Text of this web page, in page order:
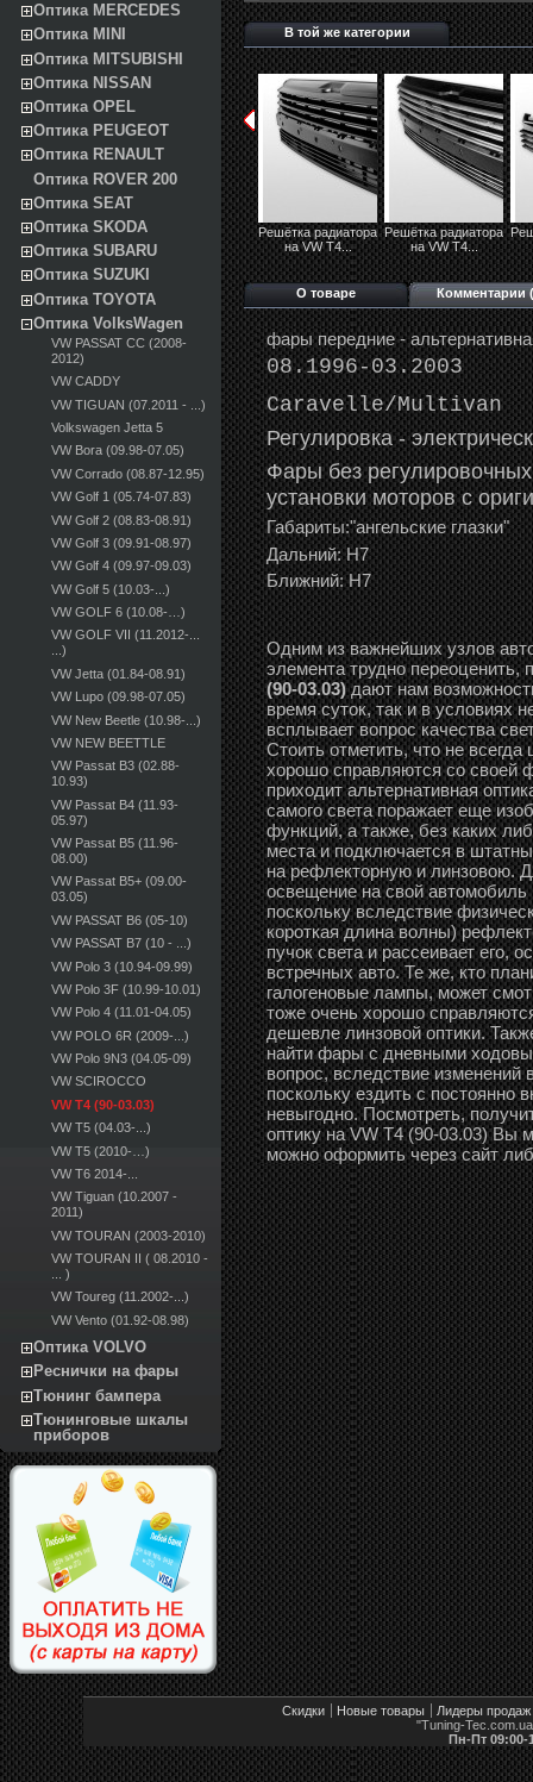
Оптика MERCEDES
Оптика MINI
Оптика MITSUBISHI
Оптика NISSAN
Оптика OPEL
Оптика PEUGEOT
Оптика RENAULT
Оптика ROVER 200
Оптика SEAT
Оптика SKODA
Оптика SUBARU
Оптика SUZUKI
Оптика TOYOTA
Оптика VolksWagen
VW PASSAT CC (2008-
2012)
VW CADDY
VW TIGUAN (07.2011 - ...)
Volkswagen Jetta 5
VW Bora (09.98-07.05)
VW Corrado (08.87-12.95)
VW Golf 1 (05.74-07.83)
VW Golf 2 (08.83-08.91)
VW Golf 3 (09.91-08.97)
VW Golf 4 (09.97-09.03)
VW Golf 5 (10.03-...)
VW GOLF 6 (10.08-…)
VW GOLF VII (11.2012-...
...)
VW Jetta (01.84-08.91)
VW Lupo (09.98-07.05)
VW New Beetle (10.98-...)
VW NEW BEETTLE
VW Passat B3 (02.88-
10.93)
VW Passat B4 (11.93-
05.97)
VW Passat B5 (11.96-
08.00)
VW Passat B5+ (09.00-
03.05)
VW PASSAT B6 (05-10)
VW PASSAT B7 (10 - ...)
VW Polo 3 (10.94-09.99)
VW Polo 3F (10.99-10.01)
VW Polo 4 (11.01-04.05)
VW POLO 6R (2009-...)
VW Polo 9N3 (04.05-09)
VW SCIROCCO
VW T4 (90-03.03)
VW T5 (04.03-...)
VW T5 (2010-…)
VW T6 2014-...
VW Tiguan (10.2007 -
2011)
VW TOURAN (2003-2010)
VW TOURAN II ( 08.2010 -
... )
VW Toureg (11.2002-...)
VW Vento (01.92-08.98)
Оптика VOLVO
Реснички на фары
Тюнинг бампера
Тюнинговые шкалы
приборов
В той же категории
Решётка радиатора
на VW T4...
Решётка радиатора
на VW T4...
О товаре Комментарии
фары передние -
08.1996-03.2003
Caravelle/Multivan
Регулировка -э
Фары без
установки моторов с
Габариты:"ангельские глазки"
Дальний: Н7
Ближний: Н7
Одним из важнейших узлов
элемента трудно переоценить,
(90-03.03)дают нам
время суток, так и в условиях
всплывает вопрос качества
Стоить отметить, что не
хорошо справляются со своей
приходит альтернативная
самого света поражает еще
функций, а также, без каких
места и подключается в
на рефлекторную и линзовою.
освещение на свой
поскольку вследствие
короткая длина волны)
пучок света и рассеивает его,
встречных авто. Те же, кто
галогеновые лампы, может
тоже очень хорошо
дешевле линзовой оптики.
найти фары с дневными
вопрос, вследствие
поскольку ездить с постоянно
невыгодно. Посмотреть,
оптику на VW T4 (90-03.03) Вы
можно оформить через сайт
Скидки Новые товары
Лидеры продаж
"Tuning-
Пн-Пт 09:00-